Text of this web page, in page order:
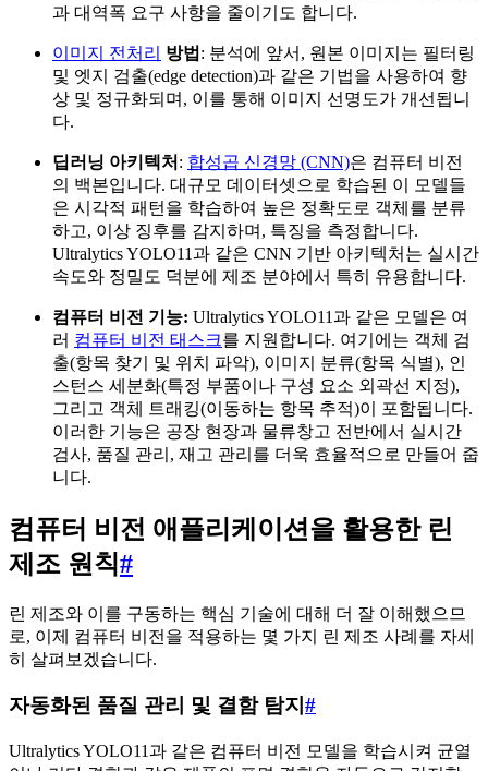
과 대역폭 요구 사항을 줄이기도 합니다.
이미지 전처리 방법 : 분석에 앞서, 원본 이미지는 필터링
및 엣지 검출(edge detection)과 같은 기법을 사용하여 향
상 및 정규화되며, 이를 통해 이미지 선명도가 개선됩니
다.
딥러닝 아키텍처 : 합성곱 신경망 (CNN)은 컴퓨터 비전
의 백본입니다. 대규모 데이터셋으로 학습된 이 모델들
은 시각적 패턴을 학습하여 높은 정확도로 객체를 분류
하고, 이상 징후를 감지하며, 특징을 측정합니다.
Ultralytics YOLO11과 같은 CNN 기반 아키텍처는 실시간
속도와 정밀도 덕분에 제조 분야에서 특히 유용합니다.
컴퓨터 비전 기능: Ultralytics YOLO11과 같은 모델은 여
러 컴퓨터 비전 태스크를 지원합니다. 여기에는 객체 검
출(항목 찾기 및 위치 파악), 이미지 분류(항목 식별), 인
스턴스 세분화(특정 부품이나 구성 요소 외곽선 지정),
그리고 객체 트래킹(이동하는 항목 추적)이 포함됩니다.
이러한 기능은 공장 현장과 물류창고 전반에서 실시간
검사, 품질 관리, 재고 관리를 더욱 효율적으로 만들어 줍
니다.
컴퓨터 비전 애플리케이션을 활용한 린
제조 원칙#
린 제조와 이를 구동하는 핵심 기술에 대해 더 잘 이해했으므
로, 이제 컴퓨터 비전을 적용하는 몇 가지 린 제조 사례를 자세
히 살펴보겠습니다.
자동화된 품질 관리 및 결함 탐지 #
Ultralytics YOLO11과 같은 컴퓨터 비전 모델을 학습시켜 균열